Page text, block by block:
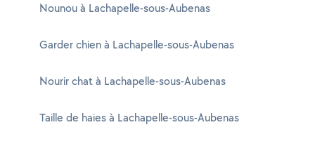
Nounou à Lachapelle-sous-Aubenas
Garder chien à Lachapelle-sous-Aubenas
Nourir chat à Lachapelle-sous-Aubenas
Taille de haies à Lachapelle-sous-Aubenas